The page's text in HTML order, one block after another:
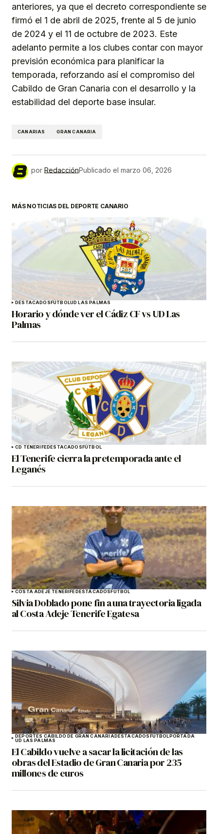
anteriores, ya que el decreto correspondiente se
firmó el 1 de abril de 2025, frente al 5 de junio
de 2024 y el 11 de octubre de 2023. Este
adelanto permite a los clubes contar con mayor
previsión económica para planificar la
temporada, reforzando así el compromiso del
Cabildo de Gran Canaria con el desarrollo y la
estabilidad del deporte base insular.
CANARIAS GRAN CANARIA
por RedacciónPublicado el marzo 06, 2026
MÁS NOTICIAS DEL DEPORTE CANARIO
DESTACADOSFÚTBOLUD LAS PALMAS
Horario y dónde ver el Cádiz CF vs UD Las
Palmas
CD TENERIFEDESTACADOSFÚTBOL
El Tenerife cierra la pretemporada ante el
Leganés
COSTA ADEJE TENERIFEDESTACADOSFÚTBOL
Silvia Doblado pone fin a una trayectoria ligada
al Costa Adeje Tenerife Egatesa
DEPORTES CABILDO DE GRAN CANARIADESTACADOSFÚTBOLPORTADA
UD LAS PALMAS
El Cabildo vuelve a sacar la licitación de las
obras del Estadio de Gran Canaria por 235
millones de euros